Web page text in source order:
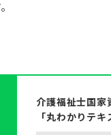
介護福祉士国家
「丸わかりテ